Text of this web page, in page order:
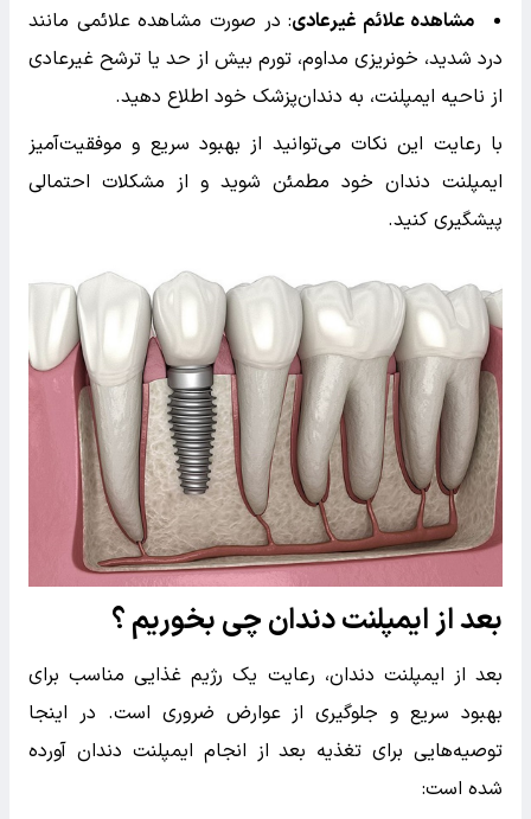
مشاهده علائم غیرعادی: در صورت مشاهده علائمی مانند
درد شدید، خونریزی مداوم، تورم بیش از حد یا ترشح غیرعادی
از ناحیه ایمپلنت، به دندان‌پزشک خود اطلاع دهید.
با رعایت این نکات می‌توانید از بهبود سریع و موفقیت‌آمیز
ایمپلنت دندان خود مطمئن شوید و از مشکلات احتمالی
پیشگیری کنید.
بعد از ایمپلنت دندان چی بخوریم ؟
بعد از ایمپلنت دندان، رعایت یک رژیم غذایی مناسب برای
بهبود سریع و جلوگیری از عوارض ضروری است. در اینجا
توصیه‌هایی برای تغذیه بعد از انجام ایمپلنت دندان آورده
شده است: